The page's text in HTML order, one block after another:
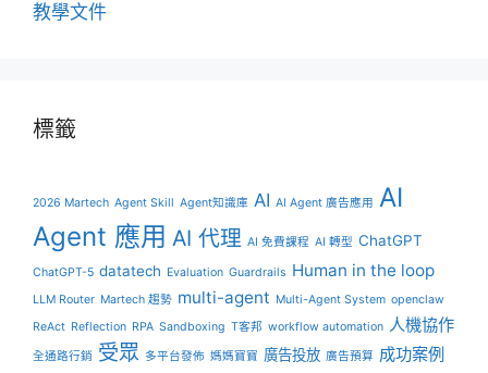
教學文件
標籤
2026 Martech Agent Skill Agent知識庫 AI AI Agent 廣告應用 AI
Agent 應用 AI 代理 AI 免費課程 AI 轉型 ChatGPT
ChatGPT-5 datatech Evaluation Guardrails Human in the loop
LLM Router Martech 趨勢 multi-agent Multi-Agent System openclaw
ReAct Reflection RPA Sandboxing T客邦 workflow automation 人機協作
全通路行銷 受眾 多平台發佈 媽媽寶寶 廣告投放 廣告預算 成功案例